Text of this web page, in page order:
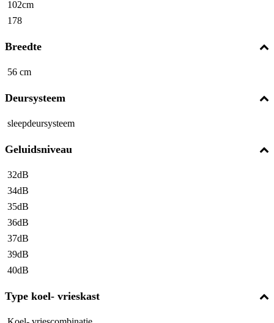
102cm
178
Breedte
56 cm
Deursysteem
sleepdeursysteem
Geluidsniveau
32dB
34dB
35dB
36dB
37dB
39dB
40dB
Type koel- vrieskast